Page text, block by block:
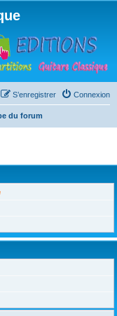
Connexion
S’enregistrer
du forum